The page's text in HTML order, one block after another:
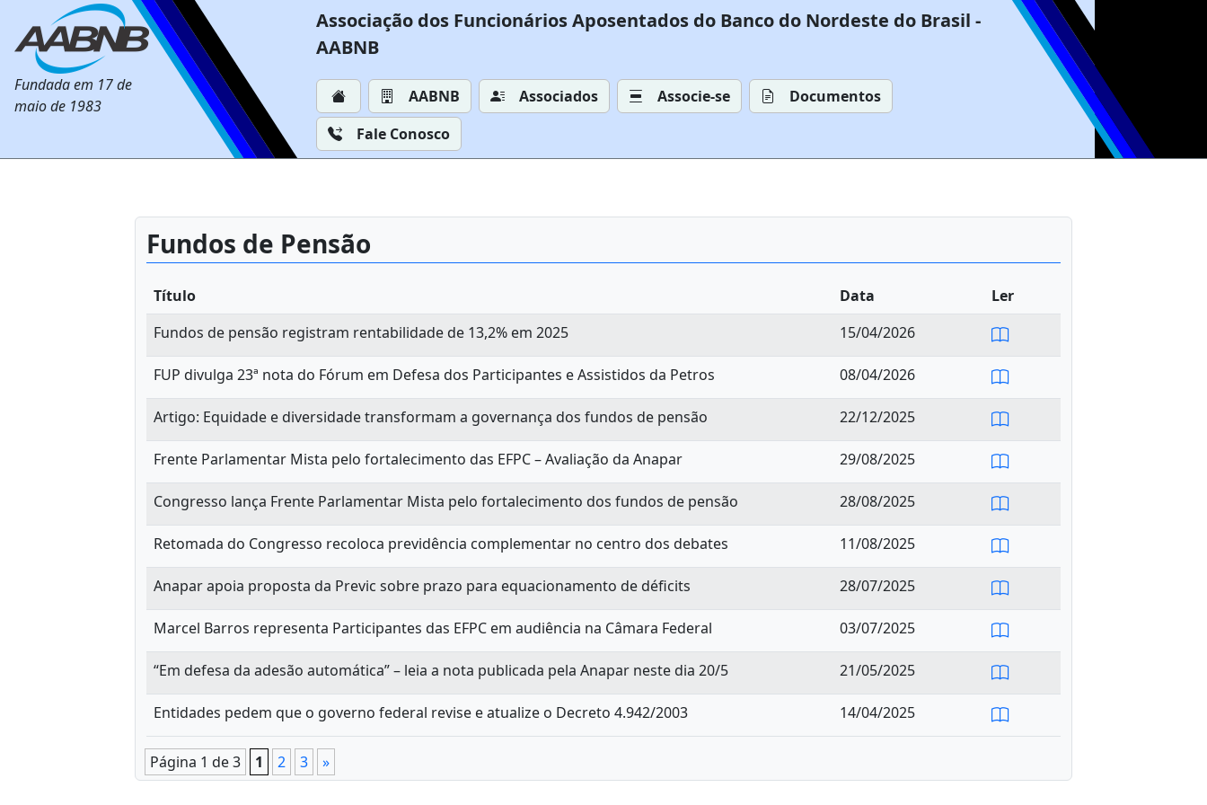
Fundada em 17 de
maio de 1983
Associação dos Funcionários Aposentados do Banco do Nordeste do Brasil -
AABNB
AABNB Associados Associe-se
Documentos
Fale Conosco
Fundos de Pensão
Título Data
Ler
Fundos de pensão registram rentabilidade de 13,2% em 2025
15/04/2026
FUP divulga 23ª nota do Fórum em Defesa dos Participantes e Assistidos da Petros 08/04/2026
Artigo: Equidade e diversidade transformam a governança dos fundos de pensão 22/12/2025
Frente Parlamentar Mista pelo fortalecimento das EFPC – Avaliação da Anapar 29/08/2025
Congresso lança Frente Parlamentar Mista pelo fortalecimento dos fundos de pensão 28/08/2025
Retomada do Congresso recoloca previdência complementar no centro dos debates 11/08/2025
Anapar apoia proposta da Previc sobre prazo para equacionamento de déficits 28/07/2025
Marcel Barros representa Participantes das EFPC em audiência na Câmara Federal 03/07/2025
“Em defesa da adesão automática” – leia a nota publicada pela Anapar neste dia 20/5 21/05/2025
Entidades pedem que o governo federal revise e atualize o Decreto 4.942/2003 14/04/2025
Página 1 de 3 1 2 3 »